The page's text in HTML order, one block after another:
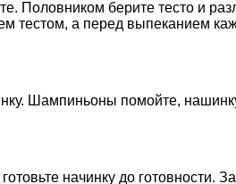
Половником берите тесто и
тестом, а перед выпеканием
Шампиньоны помойте,
начинку до